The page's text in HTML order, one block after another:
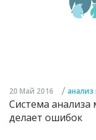
20 Май 2016 /
Система анализа
делает ошибок